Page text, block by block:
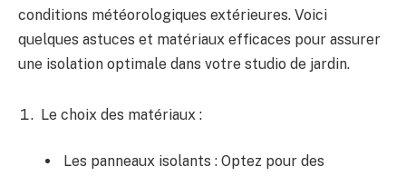
conditions météorologiques extérieures.⁤ Voici
quelques astuces et matériaux efficaces pour assurer⁣
une​ isolation​ optimale dans votre studio de jardin.
Le choix des matériaux :
Les panneaux isolants : Optez pour des